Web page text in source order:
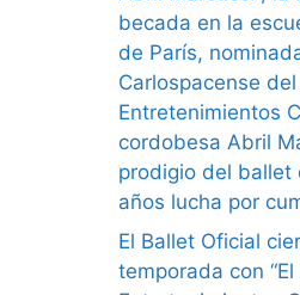
becada en la
de París,
Carlospacense
Entretenimientos
cordobesa Abril
prodigio del ballet
años lucha por
El Ballet Oficial
temporada con